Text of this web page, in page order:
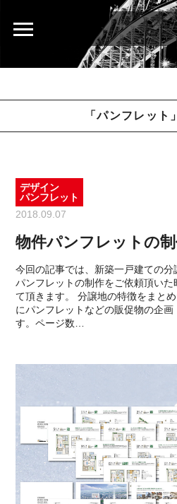
「パンフレット
2018.09.07
物件パンフレットの
今回の記事では、新築一戸建ての
パンフレットの制作をご依頼頂い
て頂きます。 分譲地の特徴をまと
にパンフレットなどの販促物の企
す。ページ数…
デザイン
パンフレット